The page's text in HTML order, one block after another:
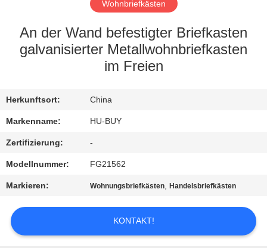
QUALITÄTSKONTROLLE
SIE
MIT
UNS
IN
VERBINDUNG
FORDERN
SIE
Wohnbriefkästen
An der Wand befestigter Briefkasten
galvanisierter Metallwohnbriefkasten
im Freien
Herkunftsort: China
Markenname: HU-BUY
Zertifizierung: -
Modellnummer: FG21562
Markieren: Wohnungsbriefkästen,Handelsbriefkästen
KONTAKT!